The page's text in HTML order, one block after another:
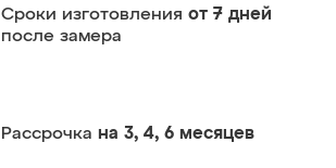
Сроки изготовления от 7 дней
после замера
Рассрочка на 3, 4, 6 месяцев